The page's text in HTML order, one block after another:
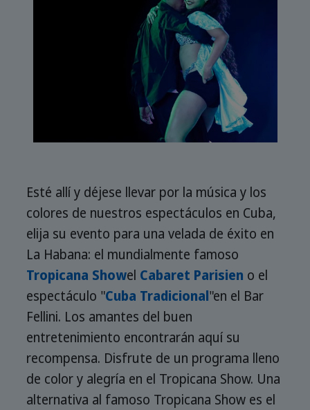
Esté allí y déjese llevar por la música y los
colores de nuestros espectáculos en Cuba,
elija su evento para una velada de éxito en
La Habana: el mundialmente famoso
Tropicana Showel Cabaret Parisien o el
espectáculo "Cuba Tradicional"en el Bar
Fellini. Los amantes del buen
entretenimiento encontrarán aquí su
recompensa. Disfrute de un programa lleno
de color y alegría en el Tropicana Show. Una
alternativa al famoso Tropicana Show es el